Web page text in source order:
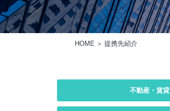
HOME 提携先紹介
不動産・賃貸